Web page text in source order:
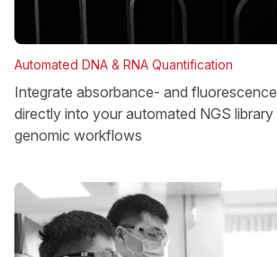
Automated DNA & RNA Quantification
Integrate absorbance- and
directly into your automated NGS
genomic workflows